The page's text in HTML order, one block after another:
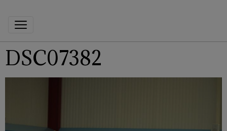
DSC07382